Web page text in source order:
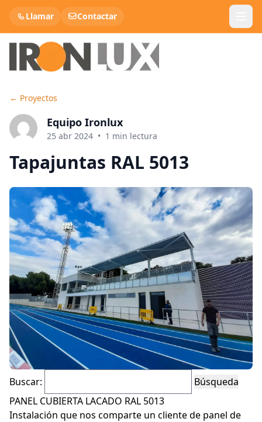
Llamar Contactar
Panel Sandwich Teja
Panel Cubierta
Panel Sandwich Fachada
Lana de roca
Chapa Metálica
Chapa Decorativa
Policarbonato
Accesorios
Blog
← Proyectos
Equipo Ironlux
25 abr 2024 • 1 min lectura
Tapajuntas RAL 5013
Buscar:
PANEL CUBIERTA LACADO RAL 5013
Instalación que nos comparte un cliente de panel de